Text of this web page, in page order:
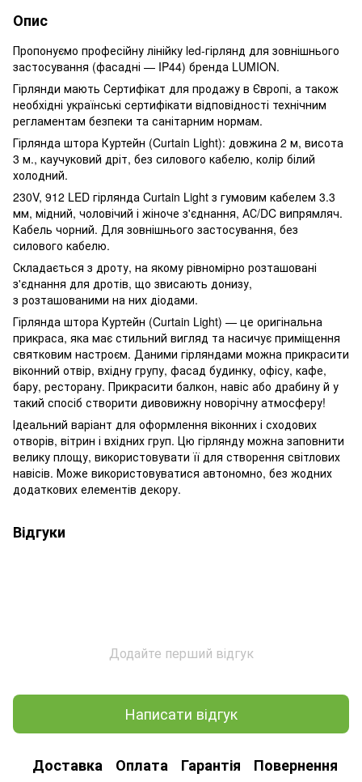
Опис
Пропонуємо професійну лінійку led-гірлянд для зовнішнього
застосування (фасадні — IP44) бренда LUMION.
Гірлянди мають Сертифікат для продажу в Європі, а також
необхідні українські сертифікати відповідності технічним
регламентам безпеки та санітарним нормам.
Гірлянда штора Куртейн (Curtain Light): довжина 2 м, висота
3 м., каучуковий дріт, без силового кабелю, колір білий
холодний.
230V, 912 LED гірлянда Curtain Light з гумовим кабелем 3.3
мм, мідний, чоловічий і жіноче з'єднання, АС/DC випрямляч.
Кабель чорний. Для зовнішнього застосування, без
силового кабелю.
Складається з дроту, на якому рівномірно розташовані
з'єднання для дротів, що звисають донизу,
з розташованими на них діодами.
Гірлянда штора Куртейн (Curtain Light) — це оригінальна
прикраса, яка має стильний вигляд та насичує приміщення
святковим настроєм. Даними гірляндами можна прикрасити
віконний отвір, вхідну групу, фасад будинку, офісу, кафе,
бару, ресторану. Прикрасити балкон, навіс або драбину й у
такий спосіб створити дивовижну новорічну атмосферу!
Ідеальний варіант для оформлення віконних і сходових
отворів, вітрин і вхідних груп. Цю гірлянду можна заповнити
велику площу, використовувати її для створення світлових
навісів. Може використовуватися автономно, без жодних
додаткових елементів декору.
Відгуки
Додайте перший відгук
Написати відгук
Доставка Оплата Гарантія
Повернення